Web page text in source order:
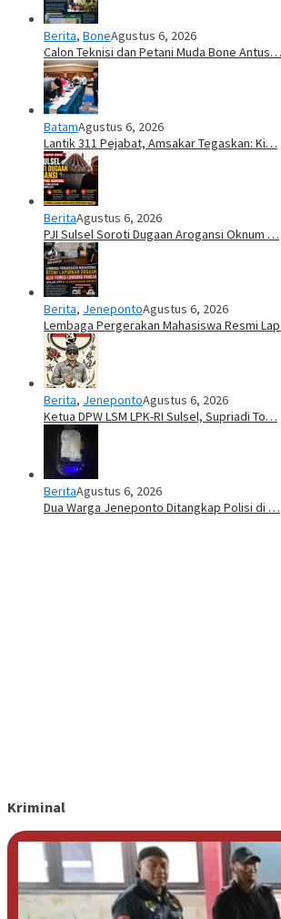
Berita, BoneAgustus 6, 2026
Calon Teknisi dan Petani Muda Bone Antus…
BatamAgustus 6, 2026
Lantik 311 Pejabat, Amsakar Tegaskan: Ki…
BeritaAgustus 6, 2026
PJI Sulsel Soroti Dugaan Arogansi Oknum …
Berita, JenepontoAgustus 6, 2026
Lembaga Pergerakan Mahasiswa Resmi
Berita, JenepontoAgustus 6, 2026
Ketua DPW LSM LPK-RI Sulsel, Supriadi To…
BeritaAgustus 6, 2026
Dua Warga Jeneponto Ditangkap Polisi di …
Kriminal